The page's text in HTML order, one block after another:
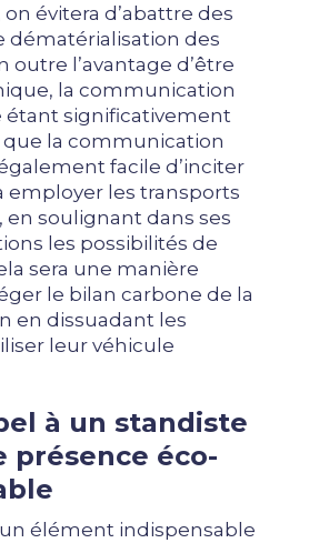
évitera d’abattre des
dématérialisation des
outre l’avantage d’être
la communication
significativement
la communication
facile d’inciter
employer les transports
soulignant dans ses
les possibilités de
sera une manière
le bilan carbone de la
en dissuadant les
leur véhicule
à un standiste
présence éco-
élément indispensable